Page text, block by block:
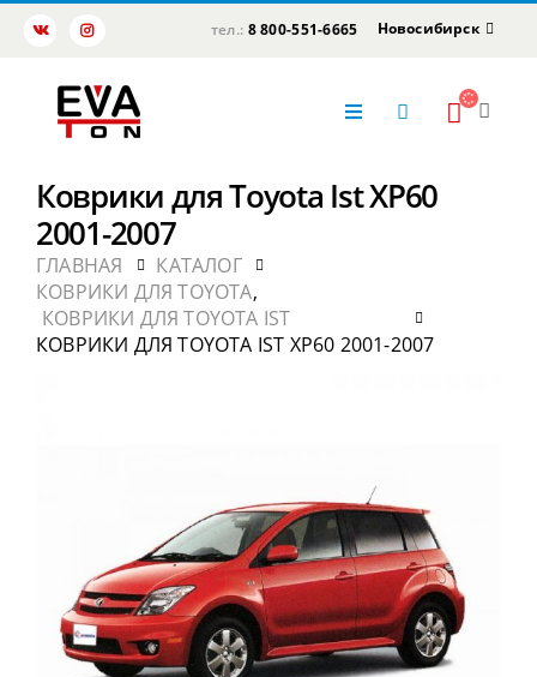
тел.: 8 800-551-6665 Новосибирск
Коврики для Toyota Ist XP60
2001-2007
ГЛАВНАЯ
КАТАЛОГ
КОВРИКИ ДЛЯ TOYOTA,
КОВРИКИ ДЛЯ TOYOTA IST
КОВРИКИ ДЛЯ TOYOTA IST XP60 2001-2007